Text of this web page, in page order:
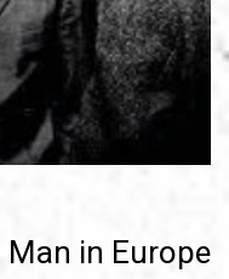
Man in Europe